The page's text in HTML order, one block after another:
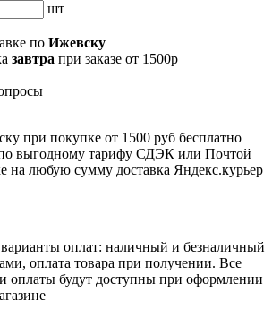
шт
по Ижевску
завтра при заказе от 1500р
при покупке от 1500 руб бесплатно
выгодному тарифу СДЭК или Почтой
на любую сумму доставка Яндекс.курьер
оплат: наличный и безналичный
оплата товара при получении. Все
оплаты будут доступны при оформлении